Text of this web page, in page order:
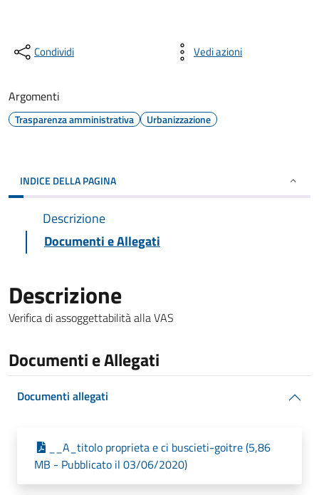
Condividi Vedi azioni
Argomenti
Trasparenza amministrativa Urbanizzazione
INDICE DELLA PAGINA
Descrizione
Documenti e Allegati
Descrizione
Verifica di assoggettabilità alla VAS
Documenti e Allegati
Documenti allegati
__A_titolo proprieta e ci buscieti-goitre (5,86
MB - Pubblicato il 03/06/2020)